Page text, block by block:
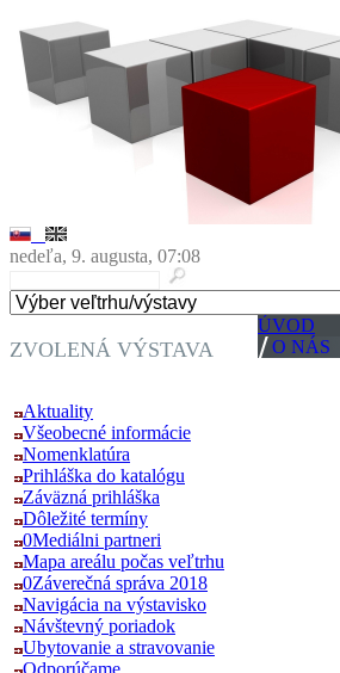
nedeľa, 9. augusta, 07:08
ÚVOD
O NÁS
ZVOLENÁ VÝSTAVA
Aktuality
Všeobecné informácie
Nomenklatúra
Prihláška do katalógu
Záväzná prihláška
Dôležité termíny
0Mediálni partneri
Mapa areálu počas veľtrhu
0Záverečná správa 2018
Navigácia na výstavisko
Návštevný poriadok
Ubytovanie a stravovanie
Odporúčame